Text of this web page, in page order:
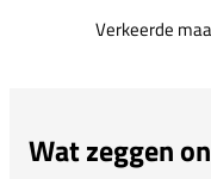
Verkeerde
Wat zeggen